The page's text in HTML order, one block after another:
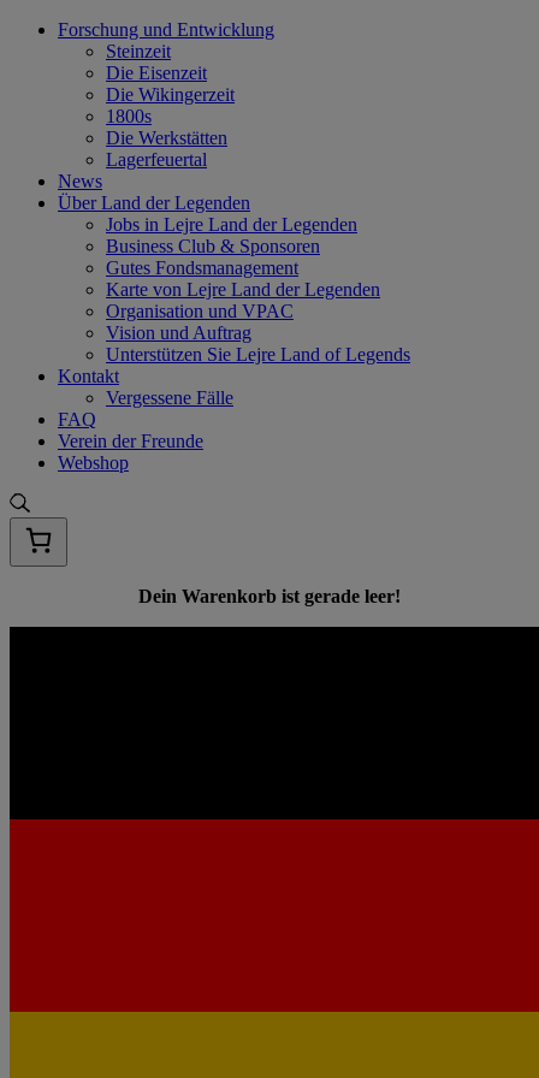
Skip
Forschung und Entwicklung
Steinzeit
Die Eisenzeit
Die Wikingerzeit
1800s
Die Werkstätten
Lagerfeuertal
News
Über Land der Legenden
Jobs in Lejre Land der Legenden
Business Club & Sponsoren
Gutes Fondsmanagement
Karte von Lejre Land der Legenden
Organisation und VPAC
Vision und Auftrag
Unterstützen Sie Lejre Land of Legends
Kontakt
Vergessene Fälle
FAQ
Verein der Freunde
Webshop
Dein Warenkorb ist gerade leer!